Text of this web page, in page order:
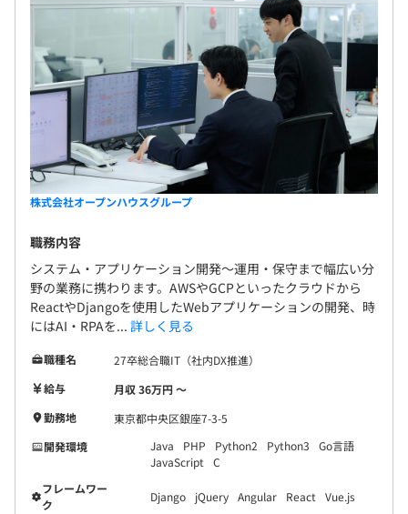
株式会社オープンハウスグループ
職務内容
システム・アプリケーション開発〜運用・保守まで幅広い分
野の業務に携わります。AWSやGCPといったクラウドから
ReactやDjangoを使用したWebアプリケーションの開発、時
にはAI・RPAを... 詳しく見る
職種名
27卒総合職IT（社内DX推進）
給与
月収 36万円 〜
勤務地
東京都中央区銀座7-3-5
開発環境
Java PHP Python2 Python3
Go言語
JavaScript
C
フレームワー
ク
Django jQuery Angular React Vue.js